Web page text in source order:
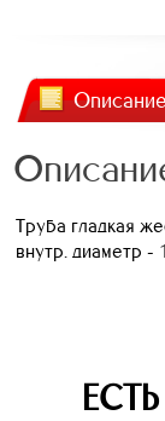
Труба гладкая
внутр. диаметр -